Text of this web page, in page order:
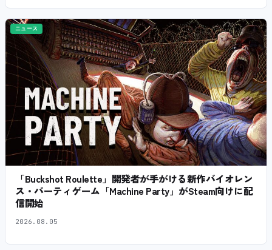
ニュース
「Buckshot Roulette」開発者が手がける新作バイオレン
ス・パーティゲーム「Machine Party」がSteam向けに配
信開始
2026.08.05